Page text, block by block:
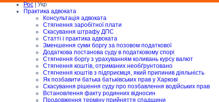
Рос| Укр
Практика адвоката
Консультація адвоката
Стягнення заробітної плати
Скасування штрафу ДПС
Статті і практика адвоката
Зменшення суми боргу за позовом податкової
Додаткова постанова суду в податковому спорі
Стягнення боргу з урахуванням коливань курсу валют
Стягнення коштів, отриманих необґрунтовано
Стягнення коштів з підприємця, який припинив діяльність
Як позбавити батька батьківських прав у Харкові
Скасування рішення суду про позбавлення водійських прав
Встановлення факту родинних відносин
Продовження терміну прийняття спадщини